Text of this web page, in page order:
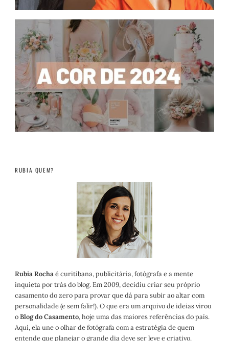
RUBIA QUEM?
Rubia Rochaé curitibana, publicitária, fotógrafa e a mente
inquieta por trás do blog. Em 2009, decidiu criar seu próprio
casamento do zero para provar que dá para subir ao altar com
personalidade (e sem falir!). O que era um arquivo de ideias virou
oBlog do Casamento, hoje uma das maiores referências do país.
Aqui, ela une o olhar de fotógrafa com a estratégia de quem
entende que planejar o grande dia deve ser leve e criativo.